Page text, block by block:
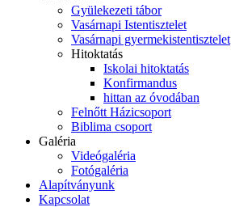
Gyülekezeti tábor
Vasárnapi Istentisztelet
Vasárnapi gyermekistentisztelet
Hitoktatás
Iskolai hitoktatás
Konfirmandus
hittan az óvodában
Felnőtt Házicsoport
Biblima csoport
Galéria
Videógaléria
Fotógaléria
Alapítványunk
Kapcsolat